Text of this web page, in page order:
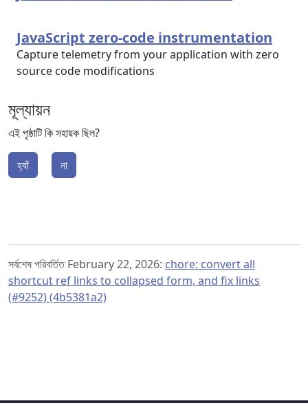
JavaScript zero-code instrumentation
Capture telemetry from your application with zero
source code modifications
মূল্যায়ন
এই পৃষ্ঠাটি কি সহায়ক ছিল?
হ্যাঁ না
সর্বশেষ পরিবর্তিত February 22, 2026: chore: convert all
shortcut ref links to collapsed form, and fix links
(#9252) (4b5381a2)